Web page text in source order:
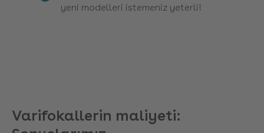
yeni modelleri istemeniz yeterli!
Varifokallerin maliyeti: